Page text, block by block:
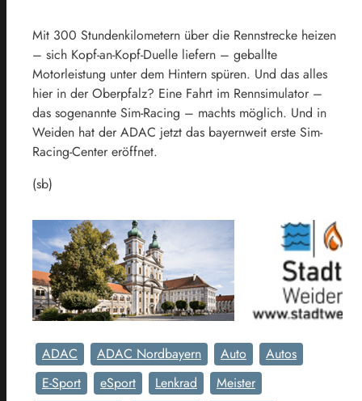
Mit 300 Stundenkilometern über die Rennstrecke heizen
– sich Kopf-an-Kopf-Duelle liefern – geballte
Motorleistung unter dem Hintern spüren. Und das alles
hier in der Oberpfalz? Eine Fahrt im Rennsimulator –
das sogenannte Sim-Racing – machts möglich. Und in
Weiden hat der ADAC jetzt das bayernweit erste Sim-
Racing-Center eröffnet.
(sb)
ADAC ADAC Nordbayern Auto
Autos
E-Sport
eSport Lenkrad
Meister